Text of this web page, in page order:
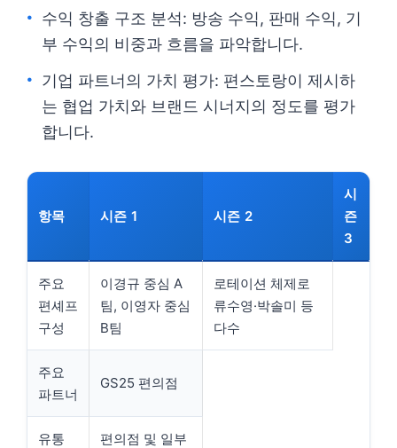
수익 창출 구조 분석: 방송 수익, 판매 수익, 기
부 수익의 비중과 흐름을 파악합니다.
기업 파트너의 가치 평가: 편스토랑이 제시하
는 협업 가치와 브랜드 시너지의 정도를 평가
합니다.
항목 시즌 1 시즌 2
시
즌
3
주요
편셰프
구성
이경규 중심 A
팀, 이영자 중심
B팀
로테이션 체제로
류수영·박솔미 등
다수
주요
파트너
GS25 편의점
유통
편의점 및 일부